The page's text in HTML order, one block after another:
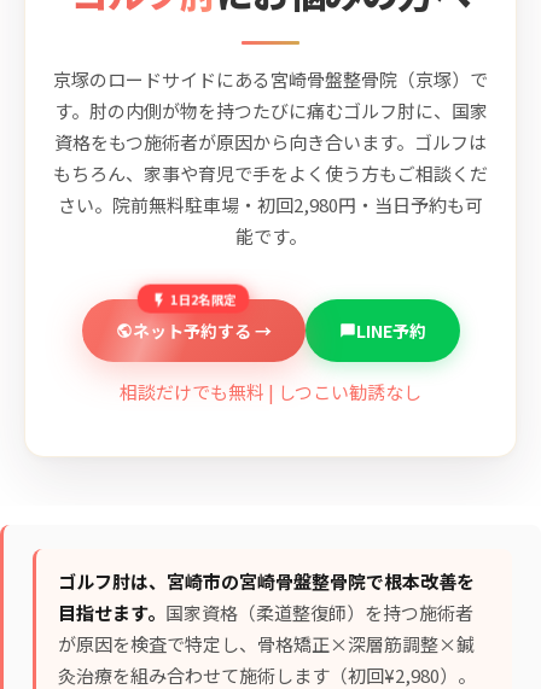
京塚のロードサイドにある宮崎骨盤整骨院（京塚）で
す。肘の内側が物を持つたびに痛むゴルフ肘に、国家
資格をもつ施術者が原因から向き合います。ゴルフは
もちろん、家事や育児で手をよく使う方もご相談くだ
さい。院前無料駐車場・初回2,980円・当日予約も可
能です。
1日2名限定
ネット予約する → LINE予約
相談だけでも無料 | しつこい勧誘なし
ゴルフ肘は、宮崎市の宮崎骨盤整骨院で根本改善を
目指せます。 国家資格（柔道整復師）を持つ施術者
が原因を検査で特定し、 骨格矯正×深層筋調整×鍼
灸治療を組み合わせて施術します（初回¥2,980）。